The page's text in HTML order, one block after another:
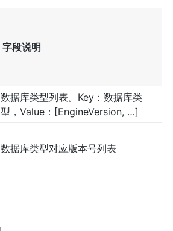
字段说明
数据库类型列表。Key：数据库类
型，Value：[EngineVersion, …]
数据库类型对应版本号列表